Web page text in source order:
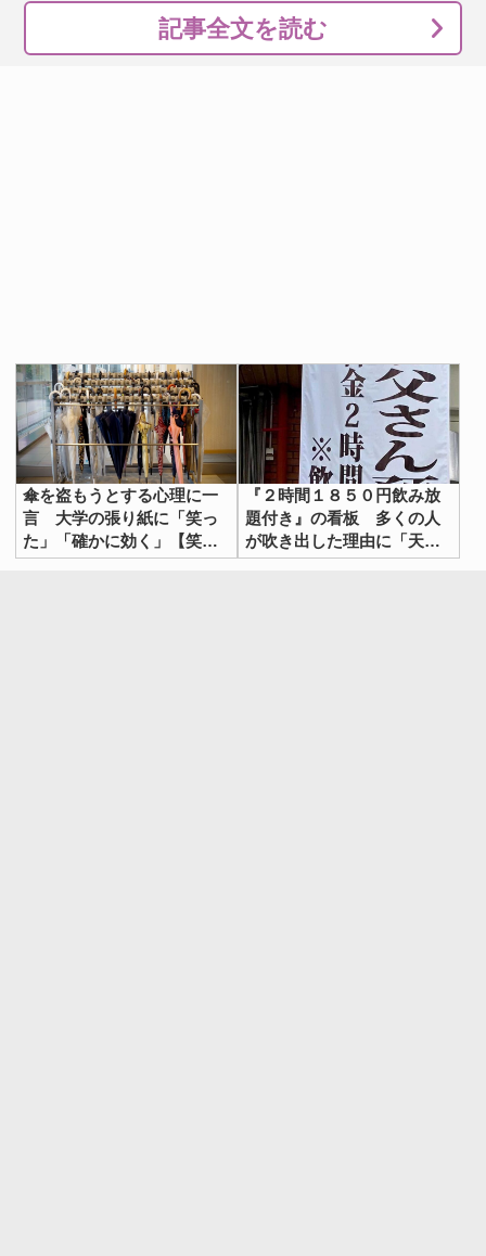
記事全文を読む
傘を盗もうとする心理に一
言 大学の張り紙に「笑っ
た」「確かに効く」【笑え
る貼り紙4選】
『２時間１８５０円飲み放
題付き』の看板 多くの人
が吹き出した理由に「天
才」「面白すぎる」